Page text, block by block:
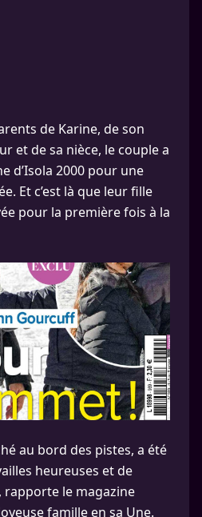
de Karine, de son
et de sa nièce, le couple a
d’Isola 2000 pour une
Et c’est là que leur fille
pour la première fois à la
au bord des pistes, a été
heureuses et de
rapporte le magazine
famille en sa Une.